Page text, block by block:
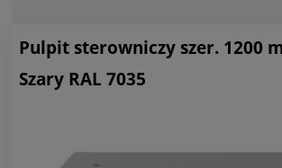
Pulpit sterowniczy szer. 1200
Szary RAL 7035